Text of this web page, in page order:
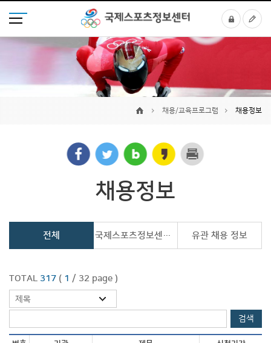
채용/교육프로그램 채용정보
채용정보
전체 국제스포츠정보센터 선발 프로그램 유관 채용 정보
TOTAL 317 ( 1 / 32 page )
제목
검색